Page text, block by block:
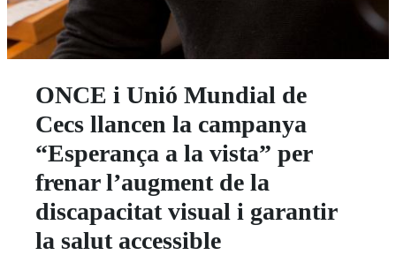
ONCE i Unió Mundial de
Cecs llancen la campanya
“Esperança a la vista” per
frenar l’augment de la
discapacitat visual i garantir
la salut accessible